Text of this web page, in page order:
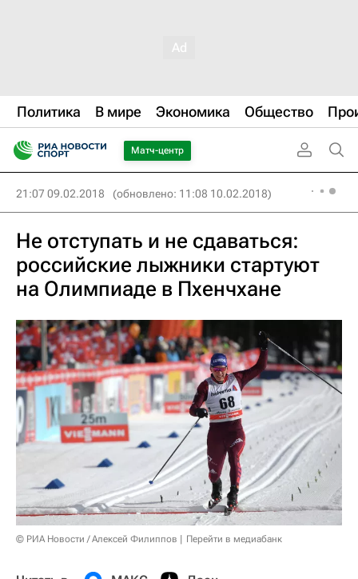
Политика В мире Экономика Общество
Матч-центр
21:07 09.02.2018 (обновлено: 11:08 10.02.2018)
Не отступать и не сдаваться:
российские лыжники стартуют
на Олимпиаде в Пхенчхане
© РИА Новости / Алексей Филиппов Перейти в медиабанк